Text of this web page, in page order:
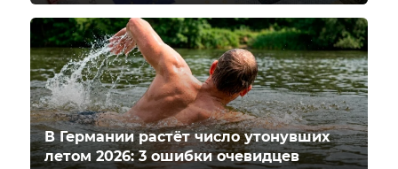
В Германии растёт число утонувших
летом 2026: 3 ошибки очевидцев